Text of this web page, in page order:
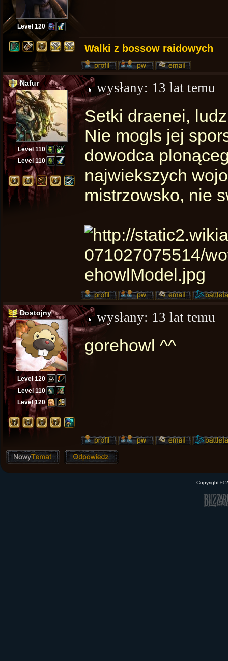
Level 120
Walki z bossow raidowych
Nafur
Level 110
Level 110
wysłany: 13 lat temu
Setki draenei,
Nie mogls jej
dowodca
najwiekszych
mistrzowsko, nie
Dostojny
Level 120
Level 110
Level 120
wysłany: 13 lat temu
gorehowl ^^
Copyright ©